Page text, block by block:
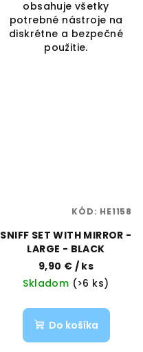
obsahuje všetky
potrebné nástroje na
diskrétne a bezpečné
použitie.
SNIFF SET WITH MIRROR -
LARGE - BLACK
9,90 € / ks
Skladom (>6 ks)
Do košíka
KÓD: HE1158